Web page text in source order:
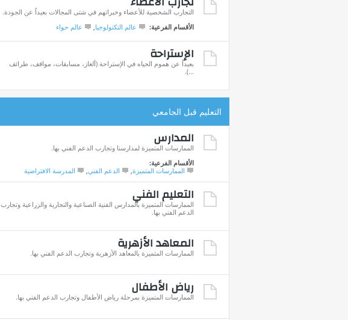
التجارب الشخصية للأعضاء وخبراتهم في شتى المجالات بعيداً عن الجودة.
الأقسام الفرعية:
عالم التكنولوجيا عالم حواء
الإستراحة
بعيداً عن هموم الحياه في الإستراحة (ألغاز، مسابقات، مواقف، طرائف
...).
التعليم قبل الجامعي
المدارس
الممارسات المتميزة لمدارسنا وتجارب الدعم الفني بها.
الأقسام الفرعية:
الممارسات المتميزة
الدعم الفني المدرسة الافتراضية
التعليم الفني
الممارسات المتميزة بالمدارس الفنية الصناعية والتجارية والزراعية وتجارب
الدعم الفني بها.
المعاهد الأزهرية
الممارسات المتميزة بالمعاهد الأزهرية وتجارب الدعم الفني بها.
رياض الأطفال
الممارسات المتميزة بمرحلة رياض الأطفال وتجارب الدعم الفني بها.